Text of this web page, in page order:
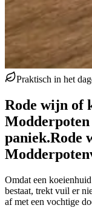
Praktisch in het
Rode wijn of
Modderpoten
paniek.Rode
Modderpoten
Omdat een
bestaat, trekt vuil er
af met een vochtige